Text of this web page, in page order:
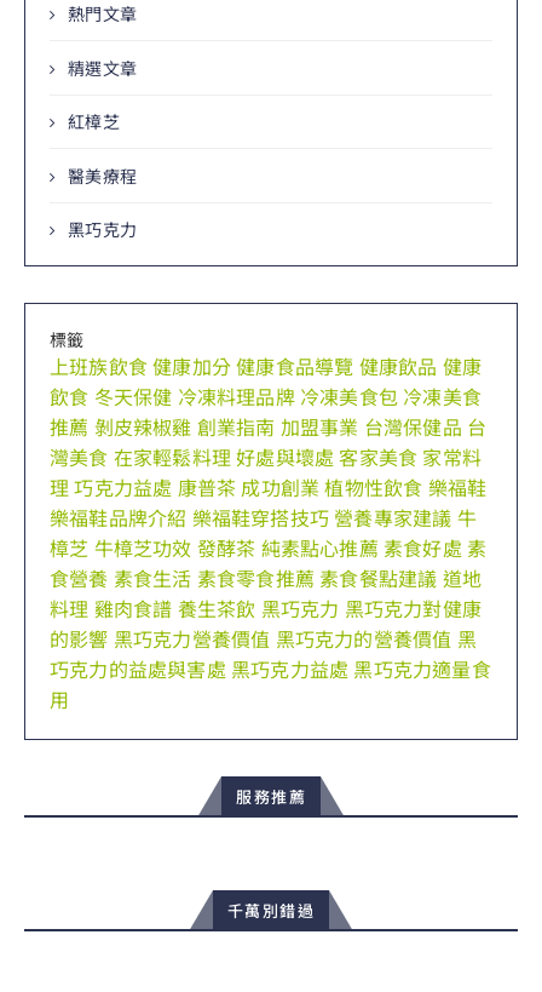
熱門文章
精選文章
紅樟芝
醫美療程
黑巧克力
標籤
上班族飲食健康加分健康食品導覽 健康飲品 健康
飲食 冬天保健 冷凍料理品牌 冷凍美食包 冷凍美食
推薦 剝皮辣椒雞 創業指南 加盟事業 台灣保健品 台
灣美食 在家輕鬆料理好處與壞處 客家美食 家常料
理巧克力益處 康普茶 成功創業 植物性飲食 樂福鞋
樂福鞋品牌介紹 樂福鞋穿搭技巧 營養專家建議 牛
樟芝 牛樟芝功效 發酵茶 純素點心推薦 素食好處 素
食營養 素食生活 素食零食推薦 素食餐點建議 道地
料理 雞肉食譜 養生茶飲 黑巧克力 黑巧克力對健康
的影響 黑巧克力營養價值 黑巧克力的營養價值 黑
巧克力的益處與害處 黑巧克力益處 黑巧克力適量食
用
服務推薦
千萬別錯過